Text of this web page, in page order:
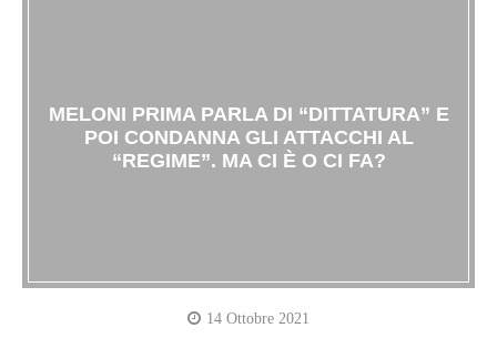
MELONI PRIMA PARLA DI “DITTATURA” E
POI CONDANNA GLI ATTACCHI AL
“REGIME”. MA CI È O CI FA?
14 Ottobre 2021